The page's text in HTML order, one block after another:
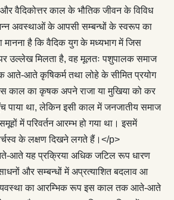
वैदिकोत्तर काल के भौतिक जीवन के विविध
अवस्थाओं के आपसी सम्बन्धों के स्वरूप का
है कि वैदिक युग के मध्यभाग में जिस
उल्लेख मिलता है, वह मूलतः पशुपालक समाज
आते-आते कृषिकर्म तथा लोहे के सीमित प्रयोग
काल का कृषक अपने राजा या मुखिया को कर
पाया था, लेकिन इसी काल में जनजातीय समाज
में परिवर्तन आरम्भ हो गया था। इसमें
के लक्षण दिखने लगते हैं।</p>
आते यह प्रक्रिया अधिक जटिल रूप धारण
और सम्बन्धों में अप्रत्याशित बदलाव आ
व्यवस्था का आरम्भिक रूप इस काल तक आते-आते